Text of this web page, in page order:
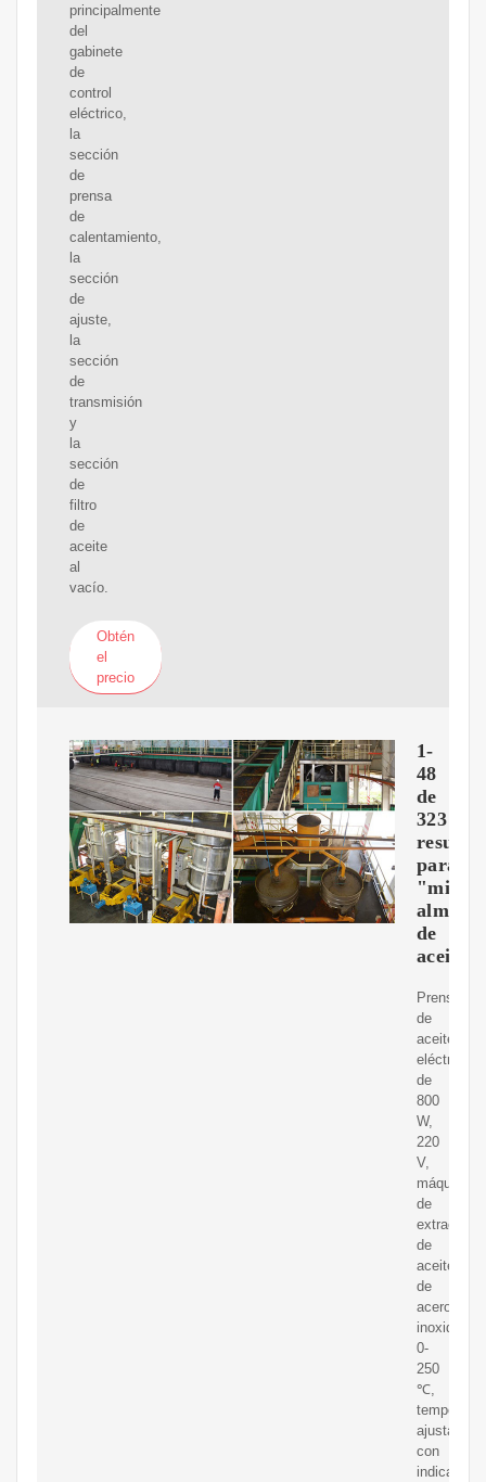
principalmente
del
gabinete
de
control
eléctrico,
la
sección
de
prensa
de
calentamiento,
la
sección
de
ajuste,
la
sección
de
transmisión
y
la
sección
de
filtro
de
aceite
al
vacío.
Obtén
el
precio
1-
48
de
323
para
"mini
de
aceite"
Prensa
de
aceite
eléctrica
de
800
W,
220
V,
máquina
de
extracción
de
aceite
de
acero
inoxidable,
0-
250
℃,
ajustable
con
indicador